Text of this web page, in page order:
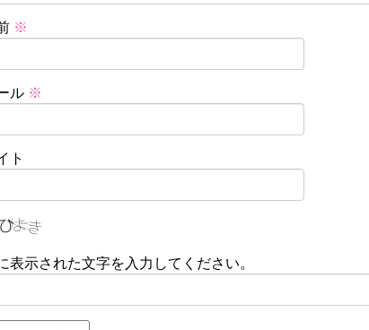
※
ル ※
ト
表示された文字を入力してください。